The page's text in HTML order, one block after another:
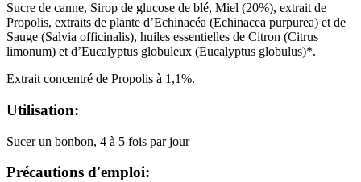
Sucre de canne, Sirop de glucose de blé, Miel (20%), extrait de
Propolis, extraits de plante d’Echinacéa (Echinacea purpurea) et de
Sauge (Salvia officinalis), huiles essentielles de Citron (Citrus
limonum) et d’Eucalyptus globuleux (Eucalyptus globulus)*.
Extrait concentré de Propolis à 1,1%.
Utilisation:
Sucer un bonbon, 4 à 5 fois par jour
Précautions d'emploi: